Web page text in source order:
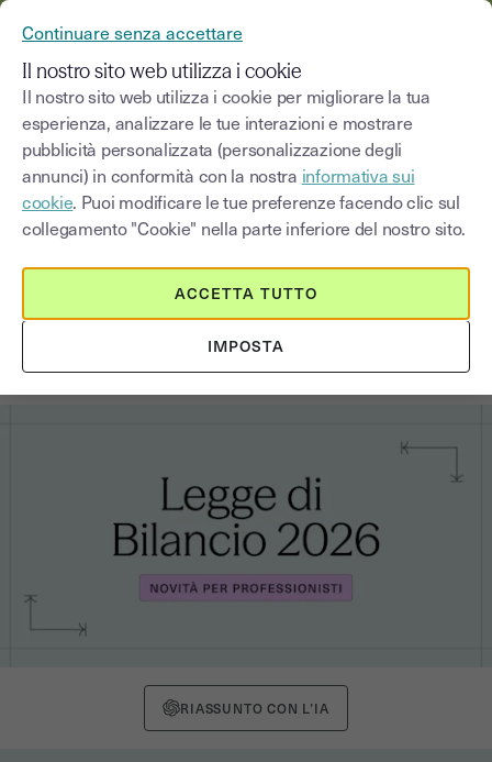
Blog
Seleziona una categoria Saisissez un terme
Legge di Bilancio 2026: le novità
per professionisti e imprese
RIASSUNTO CON L’IA
Continuare senza accettare
Il nostro sito web utilizza i cookie
Il nostro sito web utilizza i cookie per migliorare la tua
esperienza, analizzare le tue interazioni e mostrare
pubblicità personalizzata (personalizzazione degli
annunci) in conformità con la nostra informativa sui
cookie. Puoi modificare le tue preferenze facendo clic sul
collegamento "Cookie" nella parte inferiore del nostro sito.
IMPOSTA
ACCETTA TUTTO